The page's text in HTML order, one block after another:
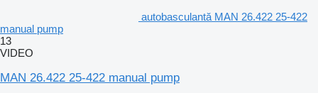
autobasculantă MAN 26.422 25-422
manual pump
13
VIDEO
MAN 26.422 25-422 manual pump